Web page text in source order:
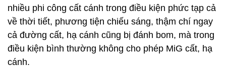
nhiều phi công cất cánh trong điều kiện phức tạp cả
về thời tiết, phương tiện chiếu sáng, thậm chí ngay
cả đường cất, hạ cánh cũng bị đánh bom, mà trong
điều kiện bình thường không cho phép MiG cất, hạ
cánh.